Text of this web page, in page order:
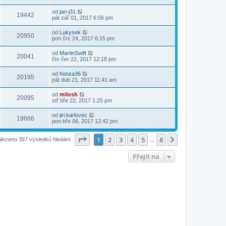
19442 od jan-j31
pát zář 01, 2017 6:56 pm
20950 od Lukysek
pon črc 24, 2017 6:15 pm
20041 od MartinSwift
čtv čer 22, 2017 12:18 pm
20195 od honza36
pát dub 21, 2017 11:41 am
20095 od milosh
stř bře 22, 2017 1:25 pm
19666 od jiri.karlovec
pon bře 06, 2017 12:42 pm
397 výsledků hledání Stránka z
1 2 3 4 5 8
Přejít na